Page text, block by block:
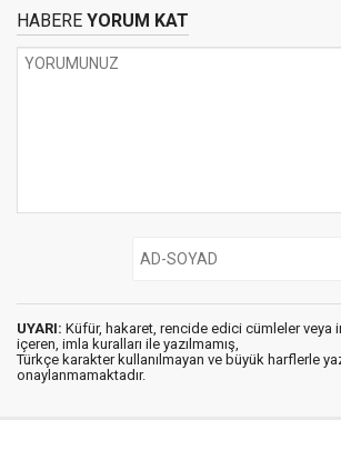
HABERE YORUM KAT
UYARI: Küfür, hakaret, rencide edici cümleler veya
içeren, imla kuralları ile yazılmamış,
Türkçe karakter kullanılmayan ve büyük harflerle
onaylanmamaktadır.